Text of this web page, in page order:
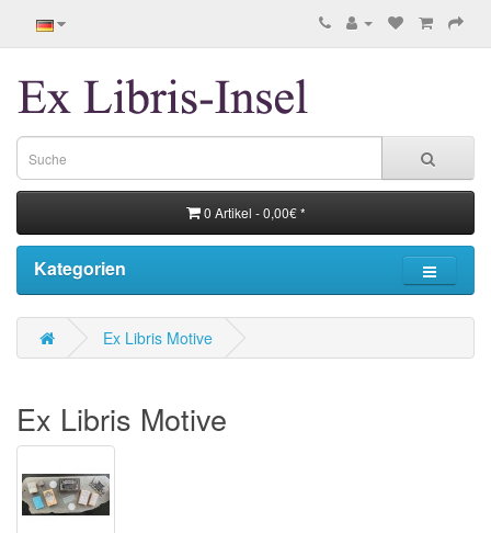
0 Artikel - 0,00€ *
Kategorien
Ex Libris Motive
Ex Libris Motive